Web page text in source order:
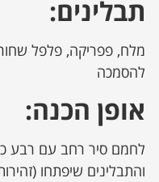
תבלינים:
מלח, פפריקה, פלפל
להסמכה
אופן הכנה:
לחמם סיר רחב עם רבע
והתבלינים שיפתחו